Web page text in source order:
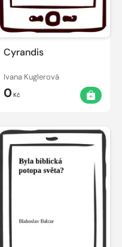
Cyrandis
Ivana Kuglerová
0Kč